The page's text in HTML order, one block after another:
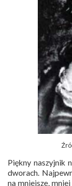
Piękny naszyjnik
dworach.
na mniejsze,